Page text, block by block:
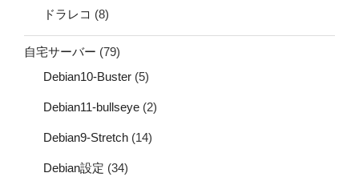
ドラレコ (8)
自宅サーバー (79)
Debian10-Buster (5)
Debian11-bullseye (2)
Debian9-Stretch (14)
Debian設定 (34)